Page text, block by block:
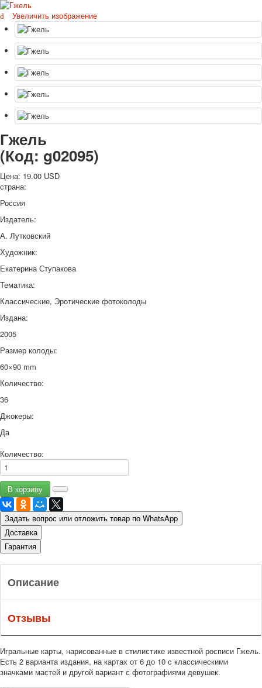
Ссылки
Наше видео
доставка
Избранное
Увеличить изображение
Гжель
(Код: g02095)
Цена: 19.00 USD
страна:
Россия
Издатель:
А. Лутковский
Художник:
Екатерина Ступакова
Тематика:
Классические, Эротические фотоколоды
Издана:
2005
Размер колоды:
60×90 mm
Количество:
36
Джокеры:
Да
Количество:
Задать вопрос или отложить товар по WhatsApp
Доставка
Гарантия
Описание
Отзывы
Игральные карты, нарисованные в стилистике известной росписи Гжель.
Есть 2 варианта издания, на картах от 6 до 10 с классическими
значками мастей и другой вариант с фотографиями девушек.